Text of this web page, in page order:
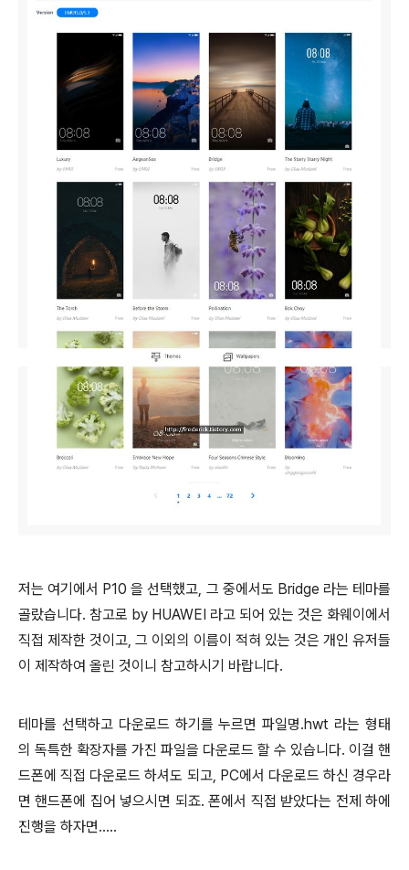
저는 여기에서 P10 을 선택했고, 그 중에서도 Bridge 라는 테마를
골랐습니다. 참고로 by HUAWEI 라고 되어 있는 것은 화웨이에서
직접 제작한 것이고, 그 이외의 이름이 적혀 있는 것은 개인 유저들
이 제작하여 올린 것이니 참고하시기 바랍니다.
테마를 선택하고 다운로드 하기를 누르면 파일명.hwt 라는 형태
의 독특한 확장자를 가진 파일을 다운로드 할 수 있습니다. 이걸 핸
드폰에 직접 다운로드 하셔도 되고, PC에서 다운로드 하신 경우라
면 핸드폰에 집어 넣으시면 되죠. 폰에서 직접 받았다는 전제 하에
진행을 하자면.....